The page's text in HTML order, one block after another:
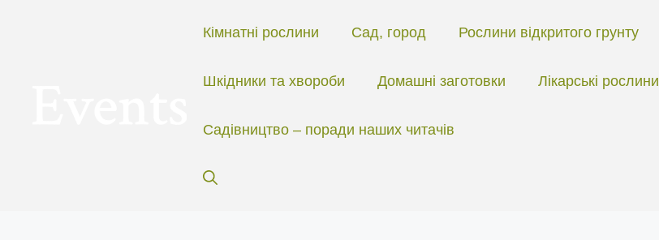
Кімнатні рослини Сад, город Рослини відкритого грунту
Шкідники та хвороби Домашні заготовки Лікарські рослини
Садівництво – поради наших читачів